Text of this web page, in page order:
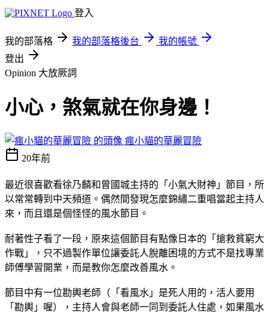
登入
我的部落格 我的部落格後台
我的帳號
登出
Opinion 大放厥詞
小心，煞氣就在你身邊！
瘋小貓的華麗冒險
20年前
最近很喜歡看徐乃麟和曾國城主持的「小氣大財神」節目，所
以常常轉到中天頻道。偶然間發現怎麼錦繡二重唱當起主持人
來，而且還是個怪怪的風水節目。
耐著性子看了一段，原來這個節目有點像日本的「搶救貧窮大
作戰」，只不過製作單位讓委託人脫離困境的方式不是找專業
師傅學習開業，而是教你怎麼改善風水。
節目中有一位勘輿老師（「看風水」是死人用的，活人要用
「勘輿」喔），主持人會與老師一同到委託人住處，如果風水